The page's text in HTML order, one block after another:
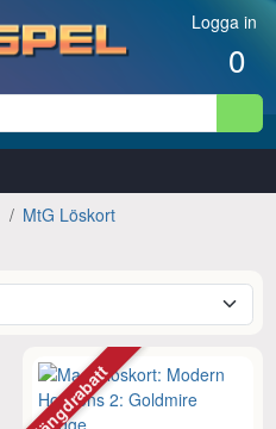
Logga in
0
MtG Löskort
Mängdrabatt